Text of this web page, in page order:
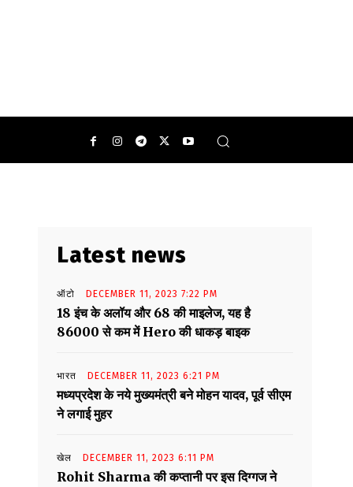
Latest news
ऑटो DECEMBER 11, 2023 7:22 PM
18 इंच के अलॉय और 68 की माइलेज, यह है
86000 से कम में Hero की धाकड़ बाइक
भारत DECEMBER 11, 2023 6:21 PM
मध्यप्रदेश के नये मुख्यमंत्री बने मोहन यादव, पूर्व सीएम
ने लगाई मुहर
खेल DECEMBER 11, 2023 6:11 PM
Rohit Sharma की कप्तानी पर इस दिग्गज ने